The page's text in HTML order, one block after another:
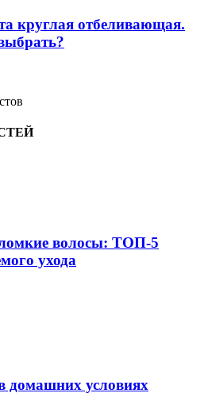
круглая отбеливающая.
волосы: ТОП-5
ухода
домашних условиях